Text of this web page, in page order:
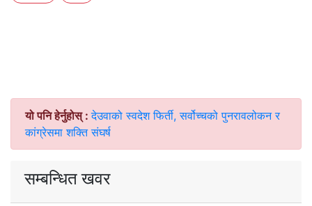
यो पनि हेर्नुहोस् :देउवाको स्वदेश फिर्ती, सर्वोच्चको पुनरावलोकन र
कांग्रेसमा शक्ति संघर्ष
सम्बन्धित खवर